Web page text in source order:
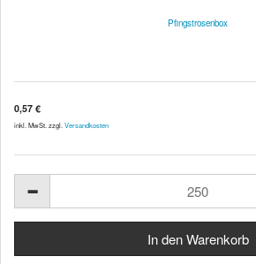
Pfingstrosenbox
0,57 €
inkl. MwSt. zzgl. Versandkosten